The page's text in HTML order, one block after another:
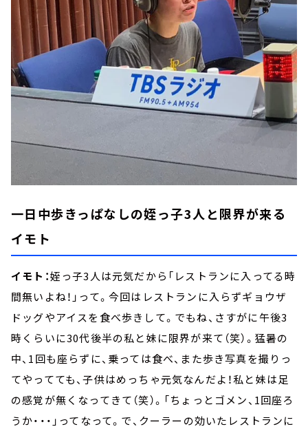
一日中歩きっぱなしの姪っ子3人と限界が来る
イモト
イモト：姪っ子3人は元気だから「レストランに入ってる時
間無いよね！」って。今回はレストランに入らずギョウザ
ドッグやアイスを食べ歩きして。でもね、さすがに午後3
時くらいに30代後半の私と妹に限界が来て（笑）。猛暑の
中、1回も座らずに、乗っては食べ、また歩き写真を撮りっ
てやってても、子供はめっちゃ元気なんだよ！私と妹は足
の感覚が無くなってきて（笑）。「ちょっとゴメン、1回座ろ
うか・・・」ってなって。で、クーラーの効いたレストランに